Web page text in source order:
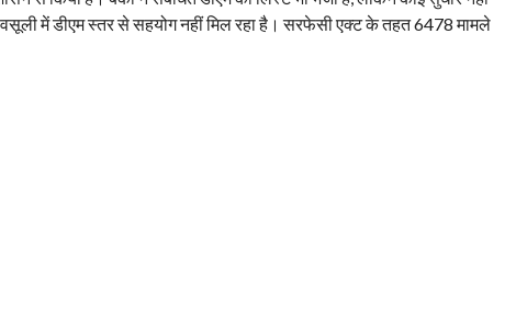
में डीएम स्तर से सहयोग नहीं मिल रहा है। सरफेसी एक्ट के तहत 6478 मामले